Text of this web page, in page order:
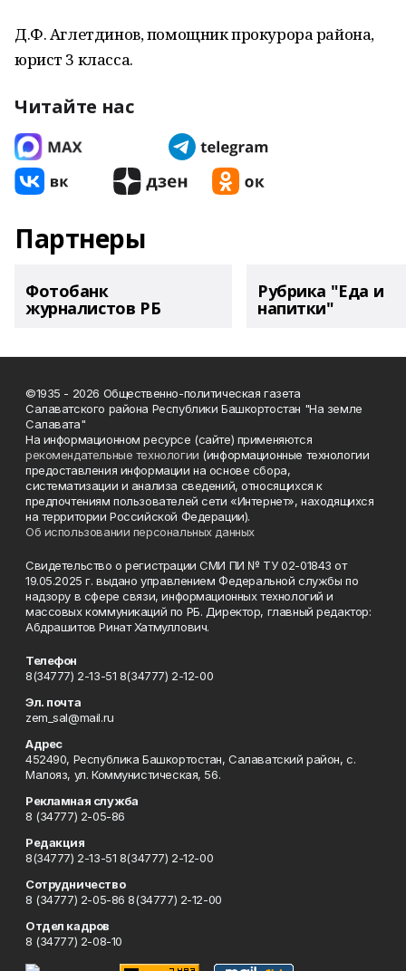
Д.Ф. Аглетдинов, помощник прокурора района,
юрист 3 класса.
Читайте нас
Партнеры
Фотобанк
журналистов РБ
Рубрика "Еда и
напитки"
©1935 - 2026 Общественно-политическая газета
Салаватского района Республики Башкортостан "На земле
Салавата"
На информационном ресурсе (сайте) применяются
рекомендательные технологии (информационные технологии
предоставления информации на основе сбора,
систематизации и анализа сведений, относящихся к
предпочтениям пользователей сети «Интернет», находящихся
на территории Российской Федерации).
Об использовании персональных данных
Свидетельство о регистрации СМИ ПИ № ТУ 02-01843 от
19.05.2025 г. выдано управлением Федеральной службы по
надзору в сфере связи, информационных технологий и
массовых коммуникаций по РБ. Директор, главный редактор:
Абдрашитов Ринат Хатмуллович.
Телефон
8(34777) 2-13-51 8(34777) 2-12-00
Эл. почта
zem_sal@mail.ru
Адрес
452490, Республика Башкортостан, Салаватский район, с.
Малояз, ул. Коммунистическая, 56.
Рекламная служба
8 (34777) 2-05-86
Редакция
8(34777) 2-13-51 8(34777) 2-12-00
Сотрудничество
8 (34777) 2-05-86 8(34777) 2-12-00
Отдел кадров
8 (34777) 2-08-10